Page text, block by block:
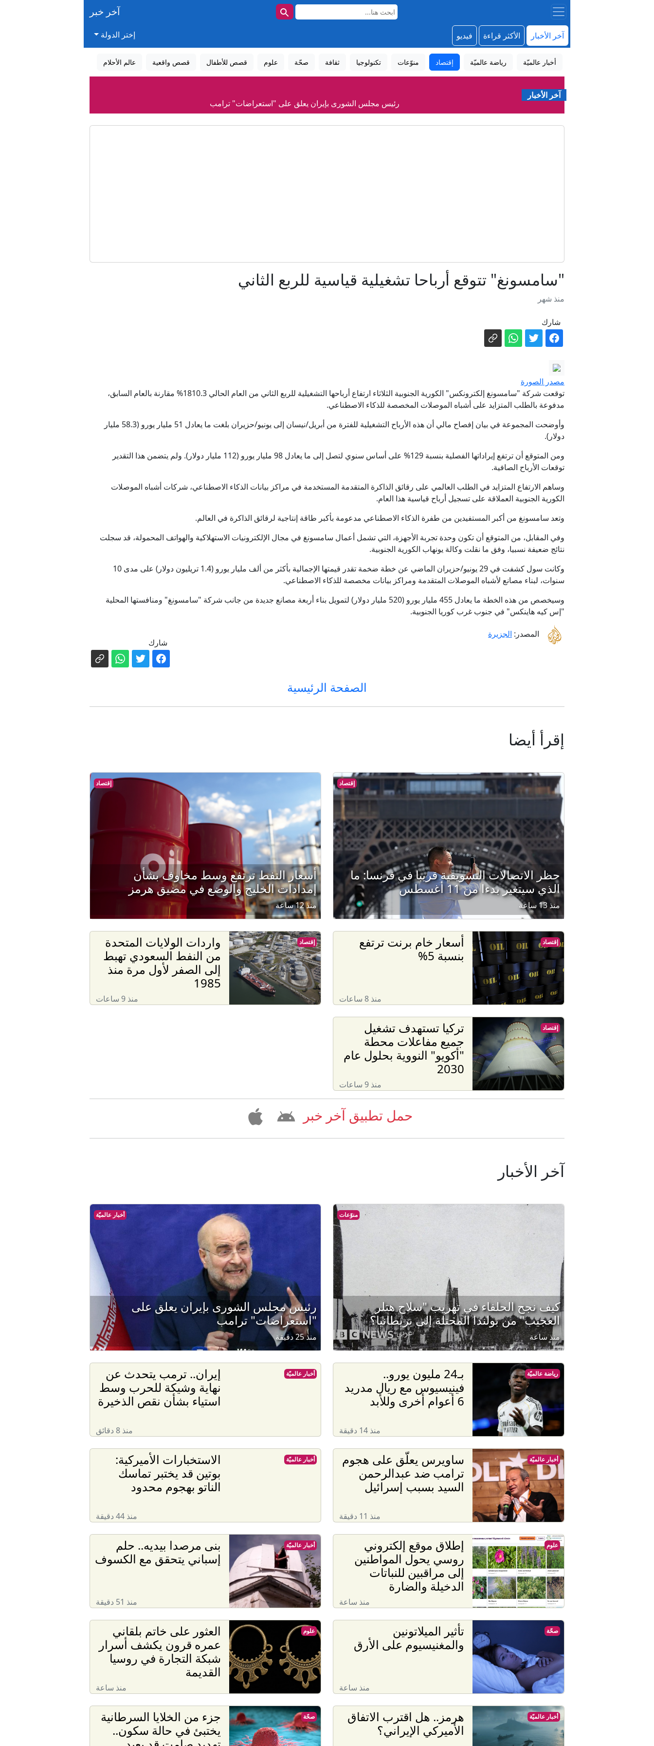
آخر خبر
آخر الأخبار الأكثر قراءة فيديو إختر الدولة
أخبار عالميّة رياضة عالميّة إقتصاد منوّعات تكنولوجيا ثقافة صحّة علوم قصص للأطفال قصص واقعية عالم الأحلام
آخر الأخبار
الاستخبارات الأميركية: بوتين قد يختبر تماسك الناتو بهجوم محدود
غارديان: أزمة سبتة تختبر رهان سانشيز على إسبانيا المستقلة
لقاحات لا تحتاج إلى التبريد... ابتكار قد يحد من هدر نصف كمية اللقاحات عالمياً
الحوثيون يهاجمون معسكرات حكومية ويقصفون نجران بالسعودية
محكمة أميركية تغرم ميتا 567 مليون دولار بسبب الأطفال
"رويترز": الولايات المتحدة طلبت من روسيا الإفراج عن مواطنها روبرت غيلمان
إيران.. ترمب يتحدث عن نهاية وشيكة للحرب وسط استياء بشأن نقص الذخيرة
ساويرس يعلّق على هجوم ترامب ضد عبدالرحمن السيد بسبب إسرائيل
"سامسونغ" تتوقع أرباحا تشغيلية قياسية للربع الثاني
منذ شهر
شارك
مصدر الصورة
توقعت شركة "سامسونغ إلكترونكس" الكورية الجنوبية الثلاثاء ارتفاع أرباحها التشغيلية للربع الثاني من العام الحالي 1810.3% مقارنة بالعام السابق،
مدفوعة بالطلب المتزايد على أشباه الموصلات المخصصة للذكاء الاصطناعي.
وأوضحت المجموعة في بيان إفصاح مالي أن هذه الأرباح التشغيلية للفترة من أبريل/نيسان إلى يونيو/حزيران بلغت ما يعادل 51 مليار يورو (58.3 مليار
دولار).
ومن المتوقع أن ترتفع إيراداتها الفصلية بنسبة 129% على أساس سنوي لتصل إلى ما يعادل 98 مليار يورو (112 مليار دولار). ولم يتضمن هذا التقدير
توقعات الأرباح الصافية.
وساهم الارتفاع المتزايد في الطلب العالمي على رقائق الذاكرة المتقدمة المستخدمة في مراكز بيانات الذكاء الاصطناعي، شركات أشباه الموصلات
الكورية الجنوبية العملاقة على تسجيل أرباح قياسية هذا العام.
وتعد سامسونغ من أكبر المستفيدين من طفرة الذكاء الاصطناعي مدعومة بأكبر طاقة إنتاجية لرقائق الذاكرة في العالم.
وفي المقابل، من المتوقع أن تكون وحدة تجربة الأجهزة، التي تشمل أعمال سامسونغ في مجال الإلكترونيات الاستهلاكية والهواتف المحمولة، قد سجلت
نتائج ضعيفة نسبيا، وفق ما نقلت وكالة يونهاب الكورية الجنوبية.
وكانت سول كشفت في 29 يونيو/حزيران الماضي عن خطة ضخمة تقدر قيمتها الإجمالية بأكثر من ألف مليار يورو (1.4 تريليون دولار) على مدى 10
سنوات، لبناء مصانع لأشباه الموصلات المتقدمة ومراكز بيانات مخصصة للذكاء الاصطناعي.
وسيخصص من هذه الخطة ما يعادل 455 مليار يورو (520 مليار دولار) لتمويل بناء أربعة مصانع جديدة من جانب شركة "سامسونغ" ومنافستها المحلية
"إس كيه هاينكس" في جنوب غرب كوريا الجنوبية.
المصدر: الجزيرة
شارك
الصفحة الرئيسية
إقرأ أيضا
إقتصاد
حظر الاتصالات التسويقية قريبا في فرنسا: ما
الذي سيتغير بدءا من 11 أغسطس
منذ 13 ساعة
إقتصاد
أسعار النفط ترتفع وسط مخاوف بشأن
إمدادات الخليج والوضع في مضيق هرمز
منذ 12 ساعة
أسعار خام برنت ترتفع
بنسبة 5%
منذ 8 ساعات
إقتصاد
واردات الولايات المتحدة
من النفط السعودي تهبط
إلى الصفر لأول مرة منذ
1985
منذ 9 ساعات
إقتصاد
تركيا تستهدف تشغيل
جميع مفاعلات محطة
"أكويو" النووية بحلول عام
2030
منذ 9 ساعات
إقتصاد
حمل تطبيق آخر خبر
آخر الأخبار
منوّعات
كيف نجح الحلفاء في تهريب "سلاح هتلر
العجيب" من بولندا المحتلة إلى بريطانيا؟
منذ ساعة
أخبار عالميّة
رئيس مجلس الشورى بإيران يعلق على
"استعراضات" ترامب
منذ 25 دقيقة
بـ24 مليون يورو..
فينيسيوس مع ريال مدريد
6 أعوام أخرى وللأبد
منذ 14 دقيقة
رياضة عالميّة
إيران.. ترمب يتحدث عن
نهاية وشيكة للحرب وسط
استياء بشأن نقص الذخيرة
منذ 8 دقائق
أخبار عالميّة
ساويرس يعلّق على هجوم
ترامب ضد عبدالرحمن
السيد بسبب إسرائيل
منذ 11 دقيقة
أخبار عالميّة
الاستخبارات الأميركية:
بوتين قد يختبر تماسك
الناتو بهجوم محدود
منذ 44 دقيقة
أخبار عالميّة
إطلاق موقع إلكتروني
روسي يحول المواطنين
إلى مراقبين للنباتات
الدخيلة والضارة
منذ ساعة
علوم
بنى مرصدا بيديه.. حلم
إسباني يتحقق مع الكسوف
منذ 51 دقيقة
أخبار عالميّة
تأثير الميلاتونين
والمغنيسيوم على الأرق
منذ ساعة
صحّة
العثور على خاتم بلقاني
عمره قرون يكشف أسرار
شبكة التجارة في روسيا
القديمة
منذ ساعة
علوم
هرمز.. هل اقترب الاتفاق
الأميركي الإيراني؟
أخبار عالميّة
جزء من الخلايا السرطانية
يختبئ في حالة سكون..
صحّة